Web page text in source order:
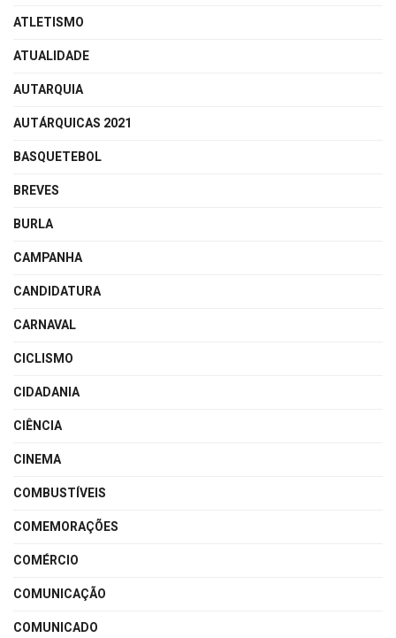
ATLETISMO
ATUALIDADE
AUTARQUIA
AUTÁRQUICAS 2021
BASQUETEBOL
BREVES
BURLA
CAMPANHA
CANDIDATURA
CARNAVAL
CICLISMO
CIDADANIA
CIÊNCIA
CINEMA
COMBUSTÍVEIS
COMEMORAÇÕES
COMÉRCIO
COMUNICAÇÃO
COMUNICADO